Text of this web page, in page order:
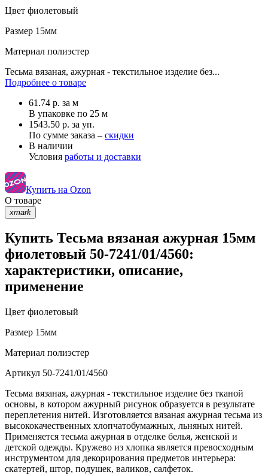
Цвет фиолетовый
Размер 15мм
Материал полиэстер
Тесьма вязаная, ажурная - текстильное изделие без...
Подробнее о товаре
61.74 р. за м
В упаковке по 25 м
1543.50 р. за уп.
По сумме заказа – скидки
В наличии
Условия работы и доставки
Купить на Ozon
О товаре
xmark
Купить Тесьма вязаная ажурная 15мм
фиолетовый 50-7241/01/4560:
характеристики, описание,
применение
Цвет фиолетовый
Размер 15мм
Материал полиэстер
Артикул 50-7241/01/4560
Тесьма вязаная, ажурная - текстильное изделие без тканой
основы, в котором ажурный рисунок образуется в результате
переплетения нитей. Изготовляется вязаная ажурная тесьма из
высококачественных хлопчатобумажных, льняных нитей.
Применяется тесьма ажурная в отделке белья, женской и
детской одежды. Кружево из хлопка является превосходным
инструментом для декорирования предметов интерьера:
скатертей, штор, подушек, валиков, салфеток.